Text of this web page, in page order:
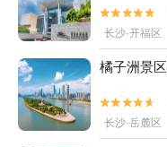


长沙·开福区
橘子洲景区


长沙·岳麓区